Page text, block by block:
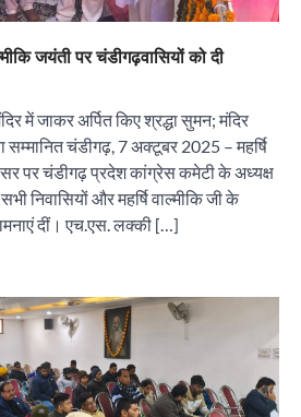
जयंती पर चंडीगढ़वासियों को दी
में जाकर अर्पित किए श्रद्धा सुमन; मंदिर
सम्मानित चंडीगढ़, 7 अक्टूबर 2025 – महर्षि
पर चंडीगढ़ प्रदेश कांग्रेस कमेटी के अध्यक्ष
निवासियों और महर्षि वाल्मीकि जी के
दीं। एच.एस. लक्की […]
फॉर लोकल” से “लोकल टू ग्लोबल” की ओर भारत
कदम, 12 से 15 अगस्त तक भारत मंडपम में होगा
व्यापार महोत्सव : हरीश गर्ग
uday August 6, 2026
के उच्च अधिकारियों से की मुलाकात
uday August 6, 2026
का ‘टेबल एजेंडा घोटाला’ भाजपा के
तानाशाही और लोकतंत्र की हत्या का सबसे बड़ा
लक्की